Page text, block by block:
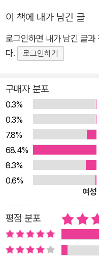
기를 극복하고 지혜로운 암
의 감동적인 모험은 와니니
를 처음 접하는 독자들에게도
을 딛고 소중한 것을 지키는 용기와 지혜 초
산테는 위대한 이름에 걸
게 비웃음을 당한다. 그러
조언을 통해 자신이 어리
정일 뿐 약한 사자이기 때
고 작은 갈등을 거쳐 암사
정한 강인함이란 ‘나’와 다
을 배우고, 소중한 것을 지
거듭난다. 무리의 보호를
결하며 어려움을 겪는 아산
낯선 세상을 마주할 어린
아산테를 통해 진정 강한
이 책에 내가 남긴 글
로그인하면 내가 남긴 글과
다.
로그인하기
구매자 분포
0.3%
0.3%
7.8%
68.4%
8.3%
0.6%
여성
평점 분포